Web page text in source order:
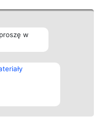
w
Kontakt
Kontakt